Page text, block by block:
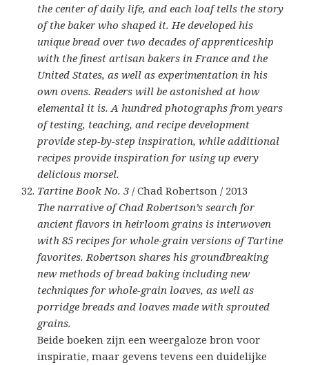
the center of daily life, and each loaf tells the story
of the baker who shaped it. He developed his
unique bread over two decades of apprenticeship
with the finest artisan bakers in France and the
United States, as well as experimentation in his
own ovens. Readers will be astonished at how
elemental it is. A hundred photographs from years
of testing, teaching, and recipe development
provide step-by-step inspiration, while additional
recipes provide inspiration for using up every
delicious morsel.
Tartine Book No. 3 / Chad Robertson / 2013
The narrative of Chad Robertson’s search for
ancient flavors in heirloom grains is interwoven
with 85 recipes for whole-grain versions of Tartine
favorites. Robertson shares his groundbreaking
new methods of bread baking including new
techniques for whole-grain loaves, as well as
porridge breads and loaves made with sprouted
grains.
Beide boeken zijn een weergaloze bron voor
inspiratie, maar gevens tevens een duidelijke